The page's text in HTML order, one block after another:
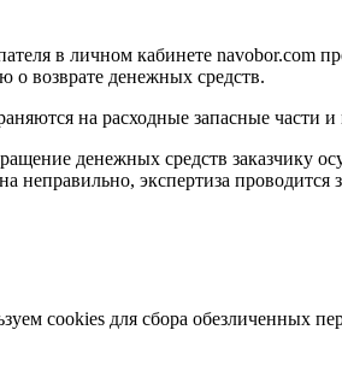
в личном кабинете navobor.com
о возврате денежных средств.
на расходные запасные
денежных средств заказчику
экспертиза проводится
cookies для сбора обезличенных